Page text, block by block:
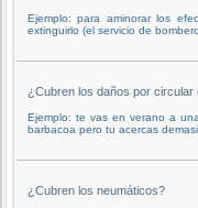
Ejemplo: para aminorar los
extinguirlo (el servicio de
¿Cubren los daños por
Ejemplo: te vas en verano a
barbacoa pero tu acercas
¿Cubren los neumáticos?